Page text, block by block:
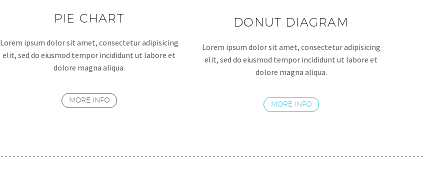
PIE CHART
Lorem ipsum dolor sit amet, consectetur adipisicing
elit, sed do eiusmod tempor incididunt ut labore et
dolore magna aliqua.
MORE INFO
DONUT DIAGRAM
Lorem ipsum dolor sit amet, consectetur adipisicing
elit, sed do eiusmod tempor incididunt ut labore et
dolore magna aliqua.
MORE INFO